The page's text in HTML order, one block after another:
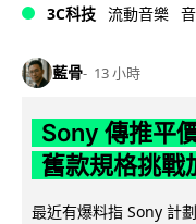
3C科技 流動音樂
藍骨 13 小時
Sony 傳推平
舊款規格挑戰
最近有爆料指 Sony 計